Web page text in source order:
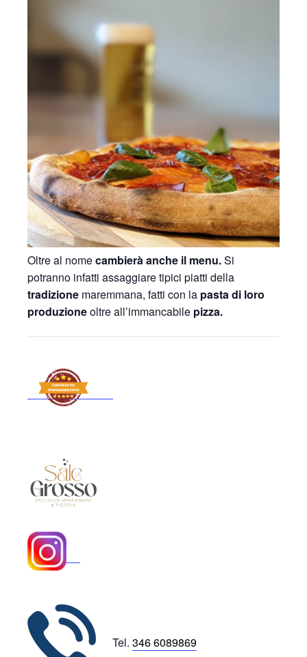
Oltre al nomecambierà anche il menu.Si
potranno infatti assaggiare tipici piatti della
tradizione maremmana, fatti con la pasta di loro
produzioneoltre all’immancabile pizza.
Tel. 346 6089869